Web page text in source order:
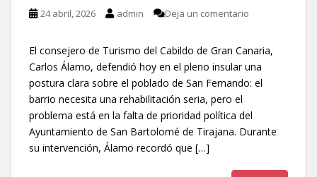
24 abril, 2026 admin Deja un comentario
El consejero de Turismo del Cabildo de Gran Canaria,
Carlos Álamo, defendió hoy en el pleno insular una
postura clara sobre el poblado de San Fernando: el
barrio necesita una rehabilitación seria, pero el
problema está en la falta de prioridad política del
Ayuntamiento de San Bartolomé de Tirajana. Durante
su intervención, Álamo recordó que […]